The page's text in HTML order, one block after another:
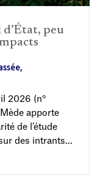
peu
,
2026 (n°
apporte
de l’étude
des intrants...